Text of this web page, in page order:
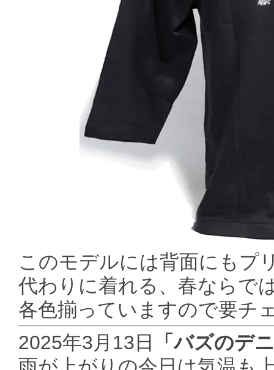
このモデルには背面にもプ
代わりに着れる、春ならで
各色揃っていますので要チ
2025年3月13日
「バズのデ